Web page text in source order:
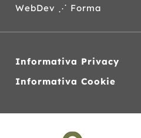
WebDev ⋰ Forma
Informativa Privacy
Informativa Cookie